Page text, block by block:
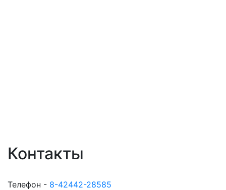
Контакты
Телефон - 8-42442-28585